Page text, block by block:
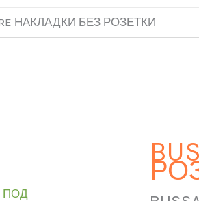
НАКЛАДКИ БЕЗ РОЗЕТКИ
ПОД